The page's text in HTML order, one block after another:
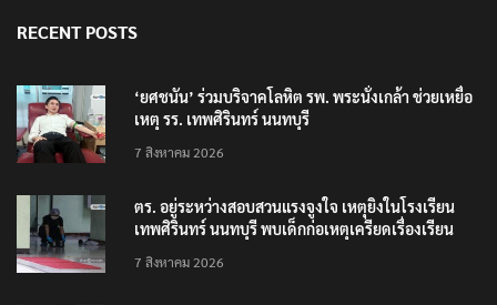
RECENT POSTS
‘ยศชนัน’ ร่วมบริจาคโลหิต รพ. พระนั่งเกล้า ช่วยเหยื่อ
เหตุ รร. เทพศิรินทร์ นนทบุรี
7 สิงหาคม 2026
ตร. อยู่ระหว่างสอบสวนแรงจูงใจ เหตุยิงในโรงเรียน
เทพศิรินทร์ นนทบุรี พบเด็กก่อเหตุเครียดเรื่องเรียน
7 สิงหาคม 2026